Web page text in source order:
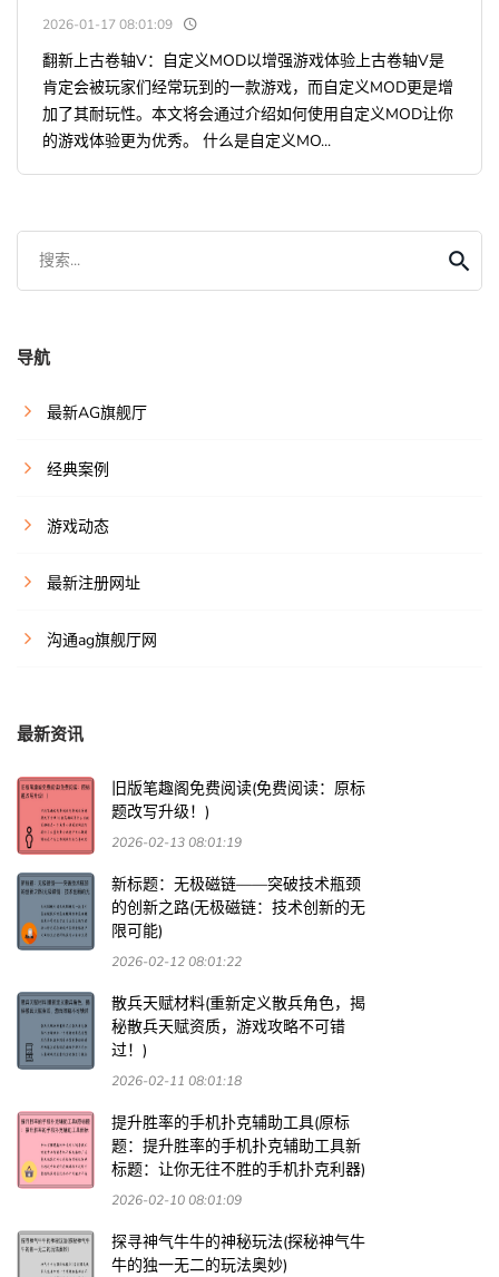
2026-01-17 08:01:09
翻新上古卷轴V：自定义MOD以增强游戏体验上古卷轴V是
肯定会被玩家们经常玩到的一款游戏，而自定义MOD更是增
加了其耐玩性。本文将会通过介绍如何使用自定义MOD让你
的游戏体验更为优秀。 什么是自定义MO...
搜索...
导航
最新AG旗舰厅
经典案例
游戏动态
最新注册网址
沟通ag旗舰厅网
最新资讯
旧版笔趣阁免费阅读(免费阅读：原标
题改写升级！)
2026-02-13 08:01:19
新标题：无极磁链——突破技术瓶颈
的创新之路(无极磁链：技术创新的无
限可能)
2026-02-12 08:01:22
散兵天赋材料(重新定义散兵角色，揭
秘散兵天赋资质，游戏攻略不可错
过！)
2026-02-11 08:01:18
提升胜率的手机扑克辅助工具(原标
题：提升胜率的手机扑克辅助工具新
标题：让你无往不胜的手机扑克利器)
2026-02-10 08:01:09
探寻神气牛牛的神秘玩法(探秘神气牛
牛的独一无二的玩法奥妙)